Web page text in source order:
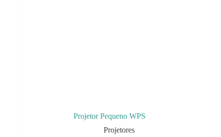
Projetor Pequeno WPS
Projetores